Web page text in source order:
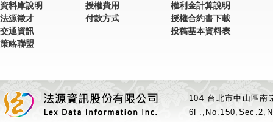
資料庫說明
法源徵才
交通資訊
策略聯盟
授權費用
付款方式
權利金計算說明
授權合約書下載
投稿基本資料表
104 台北市中山區